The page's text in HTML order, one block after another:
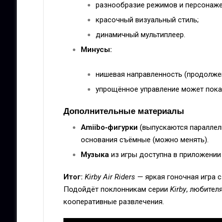
разнообразие режимов и
красочный визуальный стиль;
динамичный мультиплеер.
Минусы:
нишевая направленность
упрощённое управление может
Дополнительные материалы
Amiibo‑фигурки (выпускаются
основания съёмные (можно менять).
Музыкаиз игры доступна в
Итог: Kirby Air Riders — яркая гоночная игра
Подойдёт поклонникам серии Kirby,
кооперативные развлечения.